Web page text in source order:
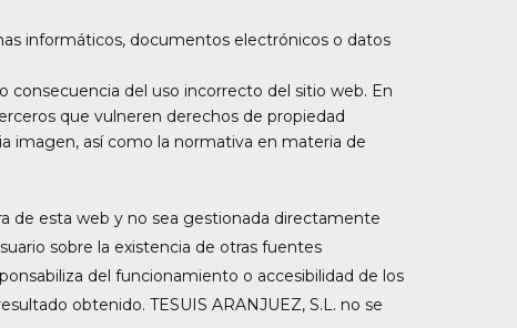
informáticos, documentos electrónicos o datos
consecuencia del uso incorrecto del sitio web. En
que vulneren derechos de propiedad
imagen, así como la normativa en materia de
de esta web y no sea gestionada directamente
sobre la existencia de otras fuentes
del funcionamiento o accesibilidad de los
obtenido. TESUIS ARANJUEZ, S.L. no se